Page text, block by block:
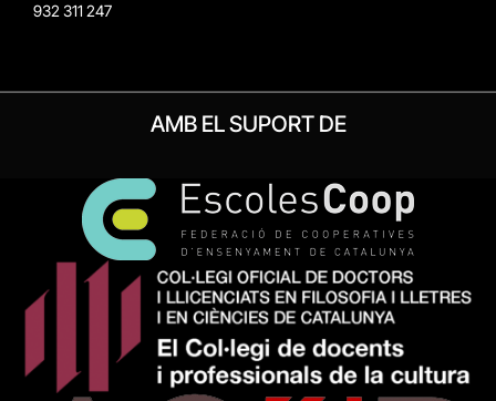
932 311 247
AMB EL SUPORT DE